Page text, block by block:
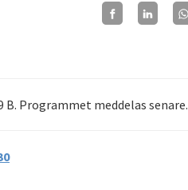
Programmet meddelas senare.